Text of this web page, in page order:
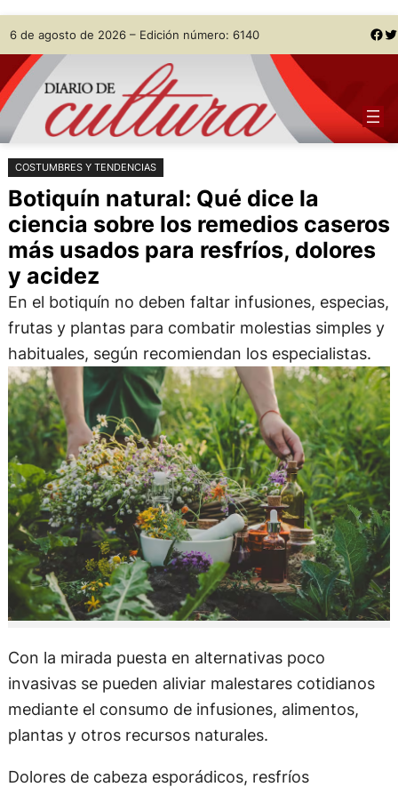
Saltar
al
contenido
Skip
to
content
6 de agosto de 2026 – Edición número: 6140 Facebook Twitter
COSTUMBRES Y TENDENCIAS
Botiquín natural: Qué dice la
ciencia sobre los remedios caseros
más usados para resfríos, dolores
y acidez
En el botiquín no deben faltar infusiones, especias,
frutas y plantas para combatir molestias simples y
habituales, según recomiendan los especialistas.
Con la mirada puesta en alternativas poco
invasivas se pueden aliviar malestares cotidianos
mediante el consumo de infusiones, alimentos,
plantas y otros recursos naturales.
Dolores de cabeza esporádicos, resfríos